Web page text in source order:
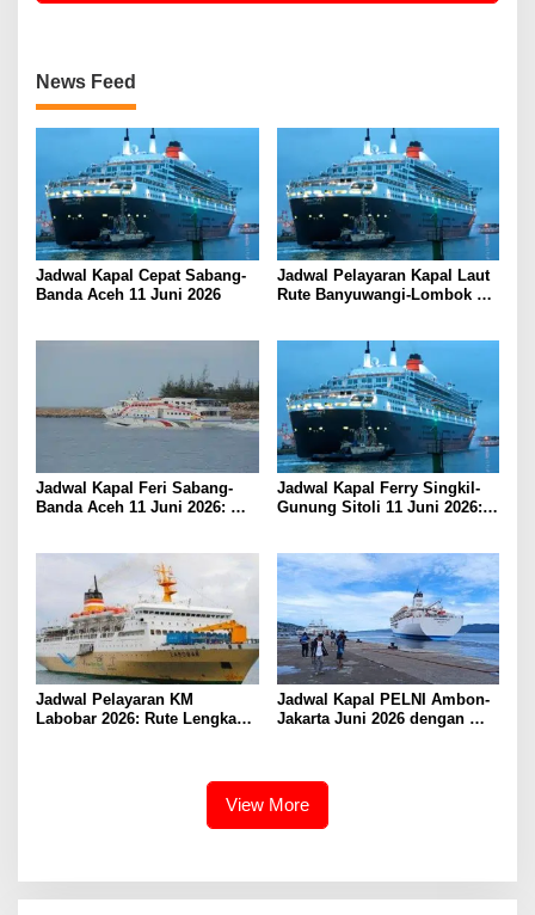
News Feed
Jadwal Kapal Cepat Sabang-
Banda Aceh 11 Juni 2026
Jadwal Pelayaran Kapal Laut
Rute Banyuwangi-Lombok
Jadwal Kapal Feri Sabang-
Banda Aceh 11 Juni 2026:
Jadwal Kapal Ferry Singkil-
Gunung Sitoli 11 Juni 2026:
Jadwal Pelayaran KM
Labobar 2026: Rute Lengkap
Jadwal Kapal PELNI Ambon-
Jakarta Juni 2026 dengan
View More